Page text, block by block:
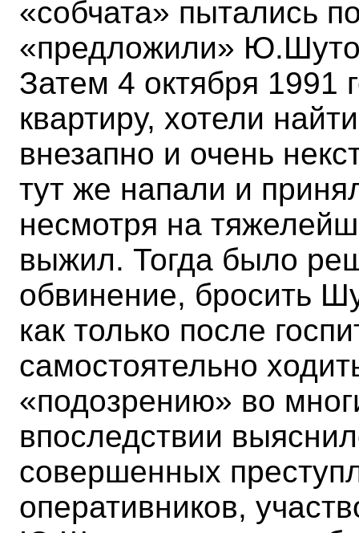
«собчата» пытались
«предложили»
Затем 4 октября 1991
квартиру, хотели
внезапно и очень
тут же напали и
несмотря на
выжил. Тогда было
обвинение, бросить
как только после
самостоятельно
«подозрению» во
впоследствии
совершенных
оперативников,